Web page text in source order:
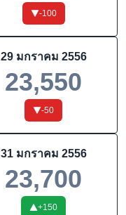
-100
29 มกราคม 2556
23,550
-50
31 มกราคม 2556
23,700
+150